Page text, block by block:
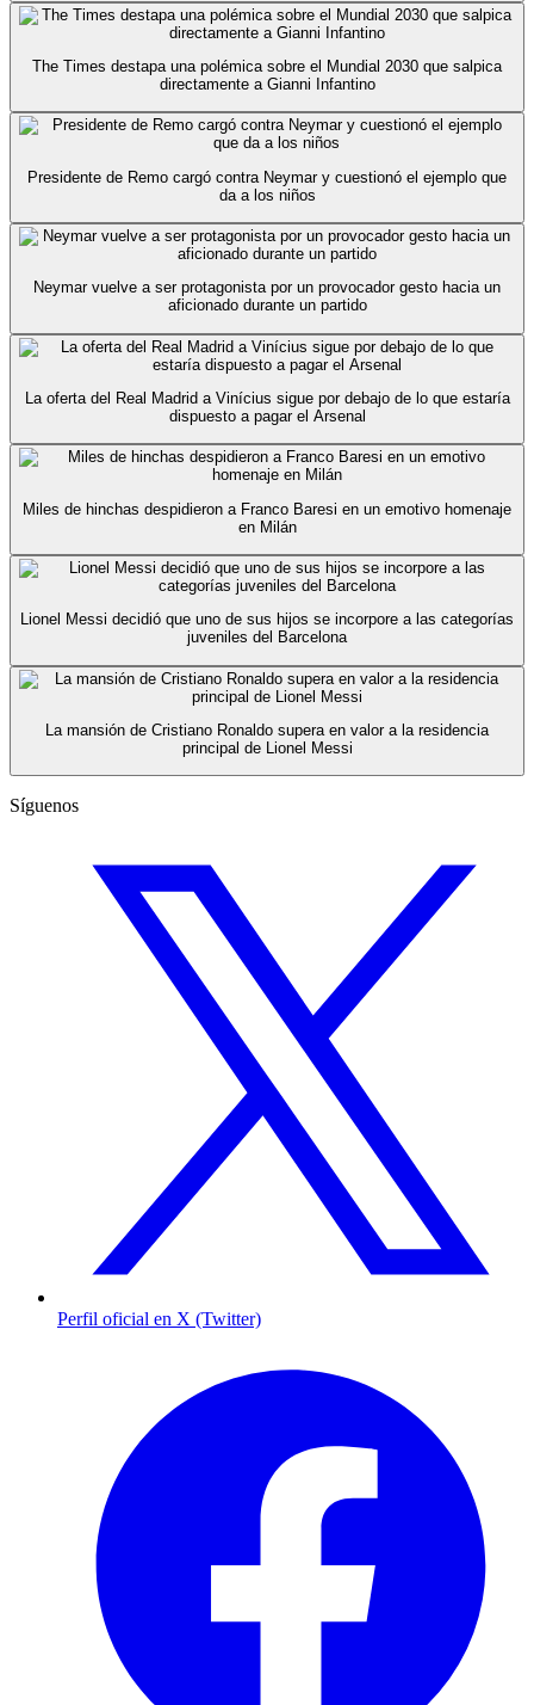
The Times destapa una polémica sobre el Mundial 2030 que salpica
directamente a Gianni Infantino
Presidente de Remo cargó contra Neymar y cuestionó el ejemplo que
da a los niños
Neymar vuelve a ser protagonista por un provocador gesto hacia un
aficionado durante un partido
La oferta del Real Madrid a Vinícius sigue por debajo de lo que estaría
dispuesto a pagar el Arsenal
Miles de hinchas despidieron a Franco Baresi en un emotivo homenaje
en Milán
Lionel Messi decidió que uno de sus hijos se incorpore a las categorías
juveniles del Barcelona
La mansión de Cristiano Ronaldo supera en valor a la residencia
principal de Lionel Messi
Síguenos
Perfil oficial en X (Twitter)